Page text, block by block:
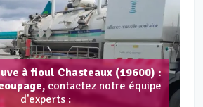
à fioul Chasteaux (19600) :
contactez notre équipe
d'experts :